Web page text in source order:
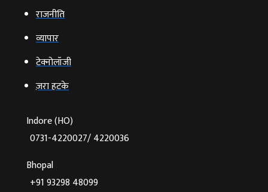
राजनीति
व्‍यापार
टेक्‍नोलॉजी
ज़रा हटके
Indore (HO)
0731-4220027/ 4220036
Bhopal
+91 93298 48099